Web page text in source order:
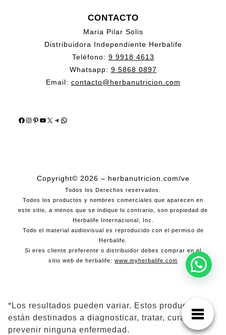
CONTACTO
Maria Pilar Solis
Distribuidora Independiente Herbalife
Teléfono: 9 9918 4613
Whatsapp: 9 5868 0897
Email: contacto@herbanutricion.com
Facebook
Instagram
Pinterest
YouTube
X Telegram
WhatsApp
Copyright© 2026 – herbanutricion.com/ve
Todos los Derechos reservados.
Todos los productos y nombres comerciales que aparecen en
este sitio, a menos que se indique lo contrario, son propiedad de
Herbalife Internacional, Inc.
Todo el material audiovisual es reproducido con el permiso de
Herbalife.
Si eres cliente preferente o distribuidor debes comprar en el
sitio web de herbalife: www.myherbalife.com
*Los resultados pueden variar. Estos productos no
están destinados a diagnosticar, tratar, curar ni
prevenir ninguna enfermedad.